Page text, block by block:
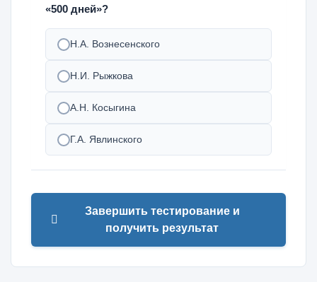
«500 дней»?
Н.А. Вознесенского
Н.И. Рыжкова
А.Н. Косыгина
Г.А. Явлинского
Завершить тестирование и
получить результат